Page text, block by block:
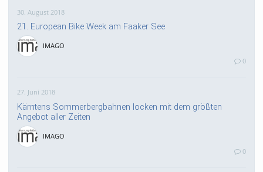
30. August 2018
21. European Bike Week am Faaker See
IMAGO
0
27. Juni 2018
Kärntens Sommerbergbahnen locken mit dem größten
Angebot aller Zeiten
IMAGO
0